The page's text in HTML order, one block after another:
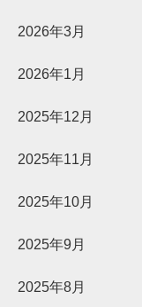
2026年3月
2026年1月
2025年12月
2025年11月
2025年10月
2025年9月
2025年8月